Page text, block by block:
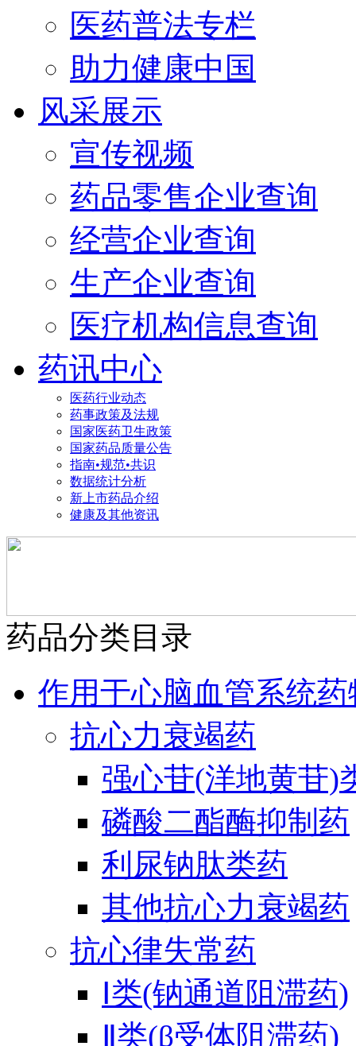
医药普法专栏
助力健康中国
风采展示
宣传视频
药品零售企业查询
经营企业查询
生产企业查询
医疗机构信息查询
药讯中心
医药行业动态
药事政策及法规
国家医药卫生政策
国家药品质量公告
指南•规范•共识
数据统计分析
新上市药品介绍
健康及其他资讯
药品分类目录
作用于心脑血管系统药
抗心力衰竭药
强心苷(洋地黄苷)
磷酸二酯酶抑制药
利尿钠肽类药
其他抗心力衰竭药
抗心律失常药
Ⅰ类(钠通道阻滞药)
Ⅱ类(β受体阻滞药)